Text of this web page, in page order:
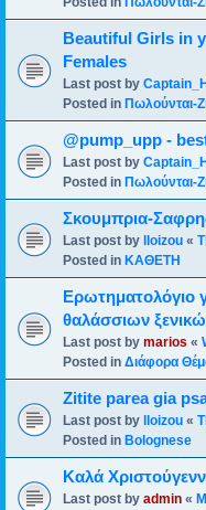
Beautiful Girls in
Females
Last post by
Posted in Πωλούνται-
@pump_upp -
Last post by
Posted in Πωλούνται-
Σκουμπρια-
Last post by lloizou «
Posted in ΚΑΘΕΤΗ
Ερωτηματολόγιο
θαλάσσιων
Last post by marios «
Posted in Διάφορα
Zitite parea gia
Last post by lloizou «
Posted in Bolognese
Καλά
Last post by admin «